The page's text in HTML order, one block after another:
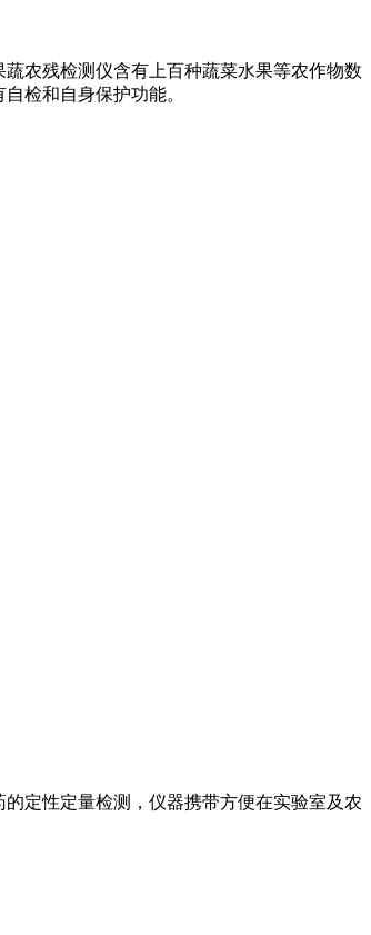
农残检测仪含有上百种蔬菜水果等农作物数
自检和自身保护功能。
定性定量检测，仪器携带方便在实验室及农